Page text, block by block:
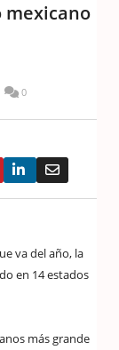
mexicano
0
PinterestLinkedIn
va del año, la
en 14 estados
más grande